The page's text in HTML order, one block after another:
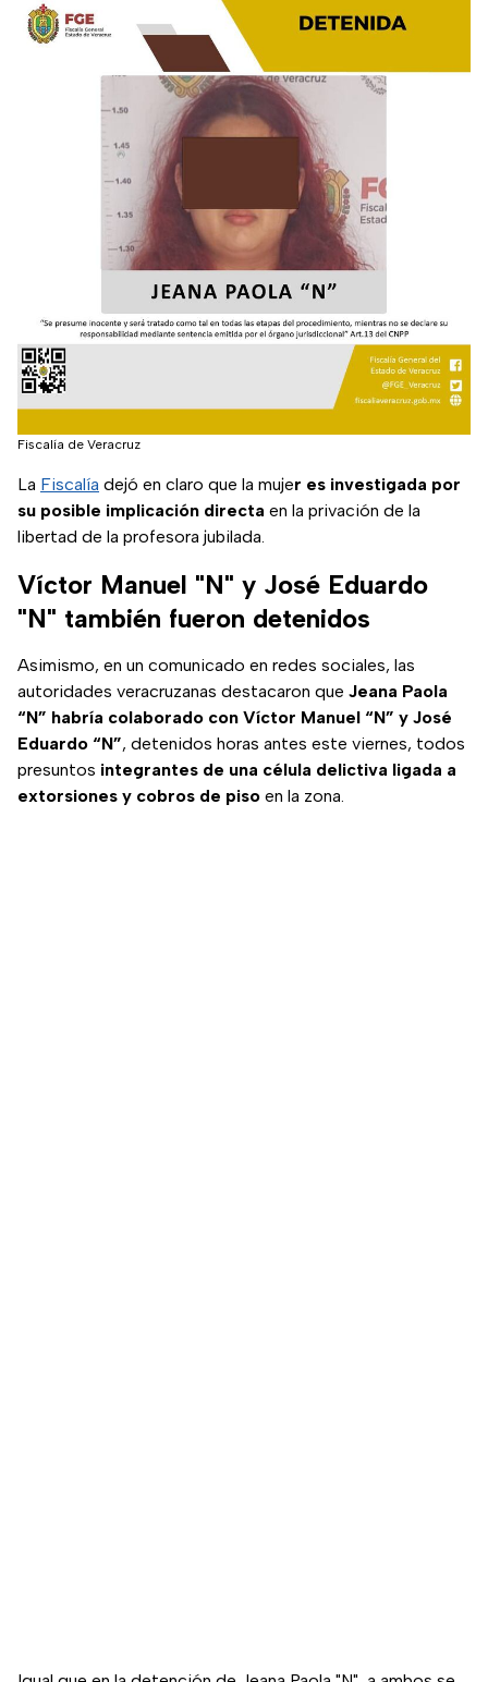
Fiscalía de Veracruz
La Fiscalía dejó en claro que la mujer es investigada por
su posible implicación directa en la privación de la
libertad de la profesora jubilada.
Víctor Manuel "N" y José Eduardo
"N" también fueron detenidos
Asimismo, en un comunicado en redes sociales, las
autoridades veracruzanas destacaron que Jeana Paola
“N” habría colaborado con Víctor Manuel “N” y José
Eduardo “N”, detenidos horas antes este viernes, todos
presuntos integrantes de una célula delictiva ligada a
extorsiones y cobros de piso en la zona.